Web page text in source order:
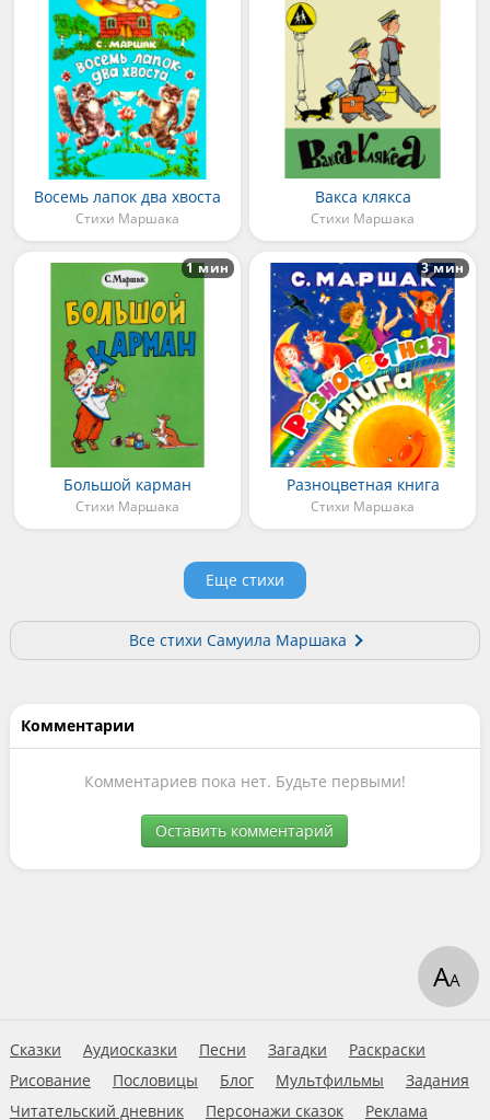
Восемь лапок два хвоста
Стихи Маршака
Вакса клякса
Стихи Маршака
Большой карман
Стихи Маршака
1 мин
Разноцветная книга
Стихи Маршака
3 мин
Еще стихи
Все стихи Самуила Маршака
Комментарии
Комментариев пока нет. Будьте первыми!
Оставить комментарий
Сказки Аудиосказки Песни Загадки
Раскраски
Рисование
Пословицы Блог Мультфильмы
Задания
Читательский дневник
Персонажи сказок Реклама
АА